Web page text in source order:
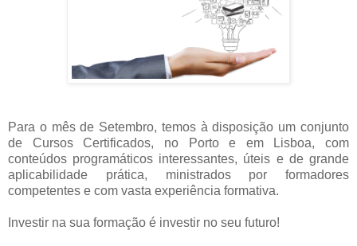
Para o mês de Setembro, temos à disposição um conjunto
de Cursos Certificados, no Porto e em Lisboa, com
conteúdos programáticos interessantes, úteis e de grande
aplicabilidade prática, ministrados por formadores
competentes e com vasta experiência formativa.
Investir na sua formação é investir no seu futuro!